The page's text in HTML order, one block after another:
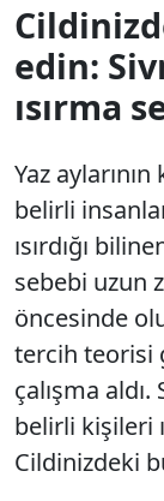
edin:
ısırma
Yaz
belirli
ısırdığı
sebebi uzun
öncesinde
tercih teorisi
çalışma
belirli kişileri
Cildinizdeki